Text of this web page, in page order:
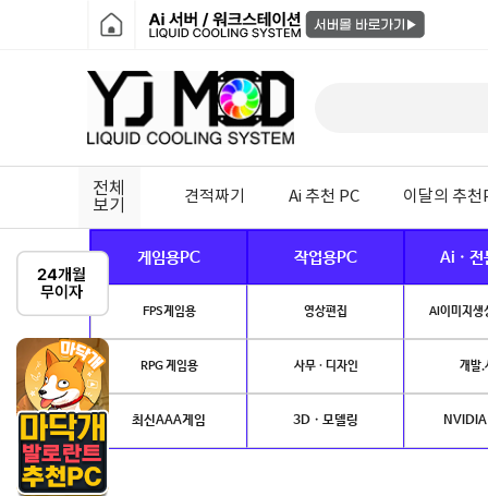
전체
보기
견적짜기 Ai 추천 PC 이달의 추천
게임용PC 작업용PC Ai · 전
FPS게임용 영상편집 AI이미지생
RPG 게임용 사무 · 디자인 개발.
최신AAA게임 3D · 모델링